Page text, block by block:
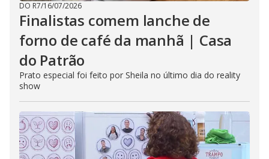
DO R7/16/07/2026
Finalistas comem lanche de
forno de café da manhã | Casa
do Patrão
Prato especial foi feito por Sheila no último dia do reality
show